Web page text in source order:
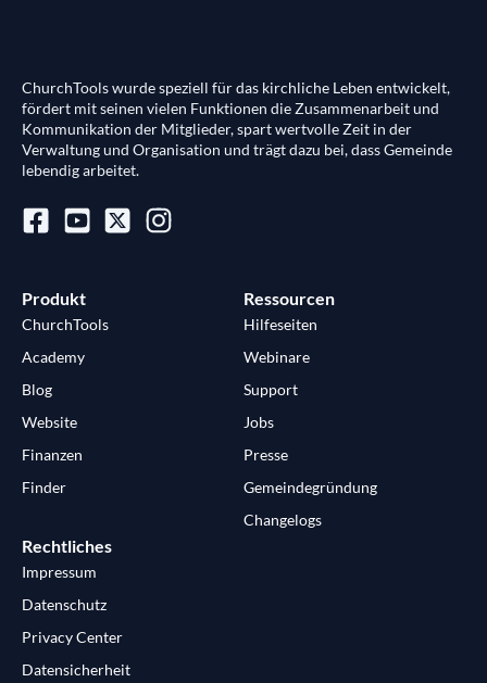
ChurchTools wurde speziell für das kirchliche Leben entwickelt,
fördert mit seinen vielen Funktionen die Zusammenarbeit und
Kommunikation der Mitglieder, spart wertvolle Zeit in der
Verwaltung und Organisation und trägt dazu bei, dass Gemeinde
lebendig arbeitet.
Produkt
ChurchTools
Academy
Blog
Website
Finanzen
Finder
Ressourcen
Hilfeseiten
Webinare
Support
Jobs
Presse
Gemeindegründung
Changelogs
Rechtliches
Impressum
Datenschutz
Privacy Center
Datensicherheit